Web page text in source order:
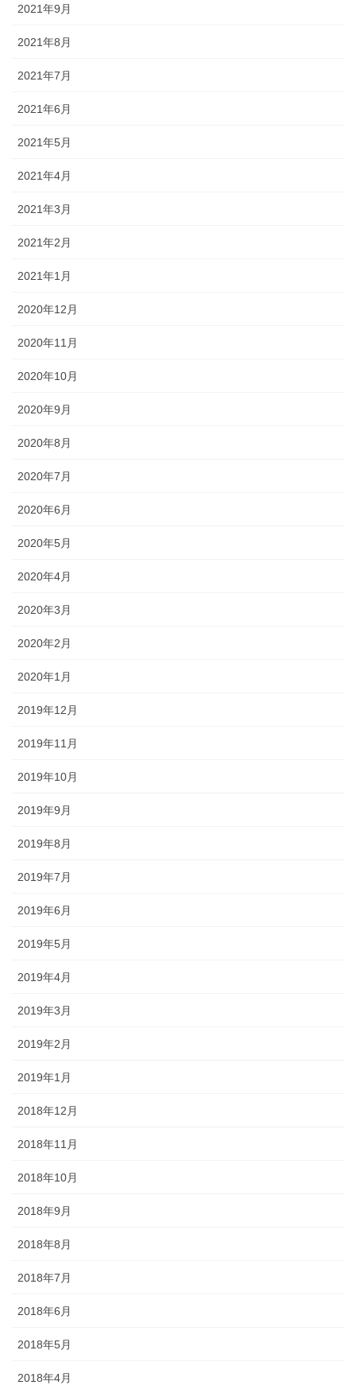
2021年9月
2021年8月
2021年7月
2021年6月
2021年5月
2021年4月
2021年3月
2021年2月
2021年1月
2020年12月
2020年11月
2020年10月
2020年9月
2020年8月
2020年7月
2020年6月
2020年5月
2020年4月
2020年3月
2020年2月
2020年1月
2019年12月
2019年11月
2019年10月
2019年9月
2019年8月
2019年7月
2019年6月
2019年5月
2019年4月
2019年3月
2019年2月
2019年1月
2018年12月
2018年11月
2018年10月
2018年9月
2018年8月
2018年7月
2018年6月
2018年5月
2018年4月